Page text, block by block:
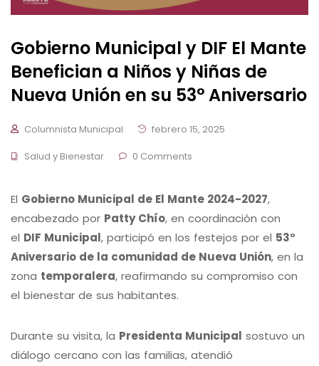
Gobierno Municipal y DIF El Mante
Benefician a Niños y Niñas de
Nueva Unión en su 53° Aniversario
Columnista Municipal
febrero 15, 2025
Salud y Bienestar
0 Comments
El Gobierno Municipal de El Mante 2024-2027,
encabezado por Patty Chío, en coordinación con
el DIF Municipal, participó en los festejos por el 53°
Aniversario de la comunidad de Nueva Unión, en la
zona temporalera, reafirmando su compromiso con
el bienestar de sus habitantes.
Durante su visita, la Presidenta Municipal sostuvo un
diálogo cercano con las familias, atendió